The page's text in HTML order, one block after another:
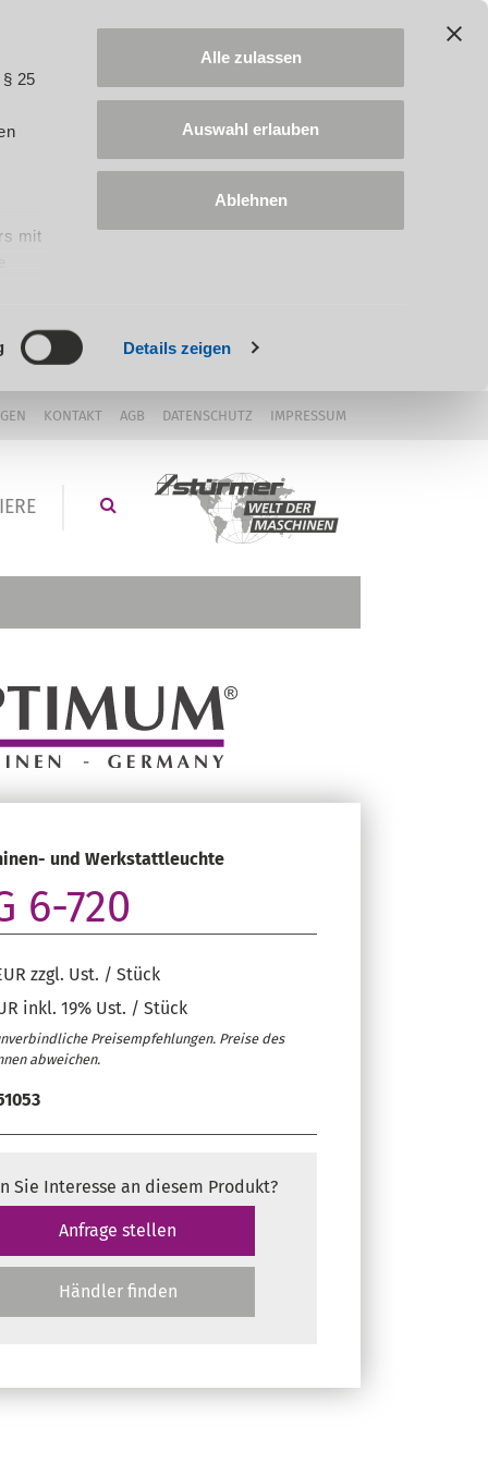
25
mit
Details zeigen
Alle zulassen
Auswahl erlauben
Ablehnen
KONTAKT AGB DATENSCHUTZ IMPRESSUM
und Werkstattleuchte
6-720
zzgl. Ust. / Stück
inkl. 19% Ust. / Stück
Preisempfehlungen. Preise des
abweichen.
Sie Interesse an diesem Produkt?
Anfrage stellen
Händler finden